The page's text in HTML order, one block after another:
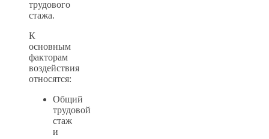
трудового
стажа.
К
основным
факторам
воздействия
относятся:
Общий
трудовой
стаж
и